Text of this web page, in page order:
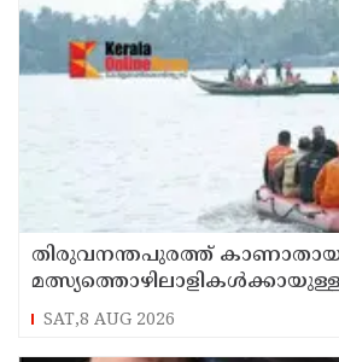
തിരുവനന്തപുരത്ത്
മത്സ്യത്തൊഴിലാളികള്‍ക്കായുള്ള
പുലര്‍ച്ചെ തുടങ്ങി
SAT,8 AUG 2026